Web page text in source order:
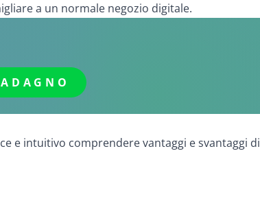
a un normale negozio digitale.
e intuitivo comprendere vantaggi e svantaggi di